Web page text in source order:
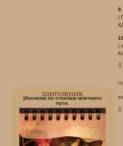
(
(
0
шиповник
|босиком по стеклам млечного
пути.
0